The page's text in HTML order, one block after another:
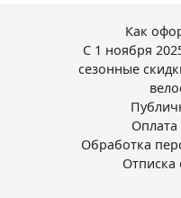
Как
С 1 ноября
сезонные
Оплата
Обработка
Отписка